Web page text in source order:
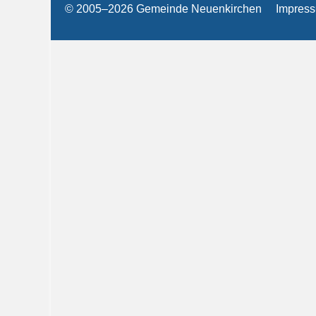
© 2005–2026 Gemeinde Neuenkirchen